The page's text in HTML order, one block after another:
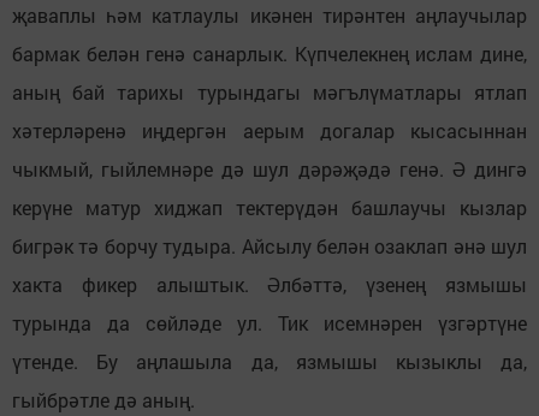
җаваплы һәм катлаулы икәнен тирәнтен аңлаучылар
бармак белән генә санарлык. Күпчелекнең ислам дине,
аның бай тарихы турындагы мәгълүматлары ятлап
хәтерләренә иңдергән аерым догалар кысасыннан
чыкмый, гыйлемнәре дә шул дәрәҗәдә генә. Ә дингә
керүне матур хиджап тектерүдән башлаучы кызлар
бигрәк тә борчу тудыра. Айсылу белән озаклап әнә шул
хакта фикер алыштык. Әлбәттә, үзенең язмышы
турында да сөйләде ул. Тик исемнәрен үзгәртүне
үтенде. Бу аңлашыла да, язмышы кызыклы да,
гыйбрәтле дә аның.